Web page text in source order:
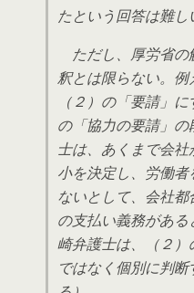
たという回答は難し
ただし、厚労省の
釈とは限らない。例
（２）の「要請」
の「協力の要請」
士は、あくまで会
小を決定し、労働
ないとして、会社
の支払い義務があ
崎弁護士は、（２
ではなく個別に判